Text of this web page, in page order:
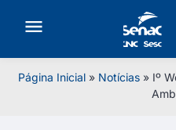
Página Inicial » Notícias » Iº